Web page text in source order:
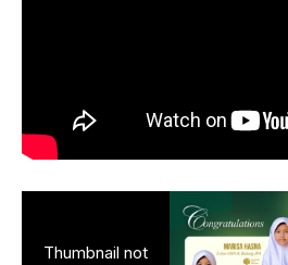
Thumbnail not